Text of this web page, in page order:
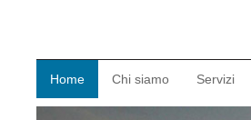
Home Chi siamo Servizi